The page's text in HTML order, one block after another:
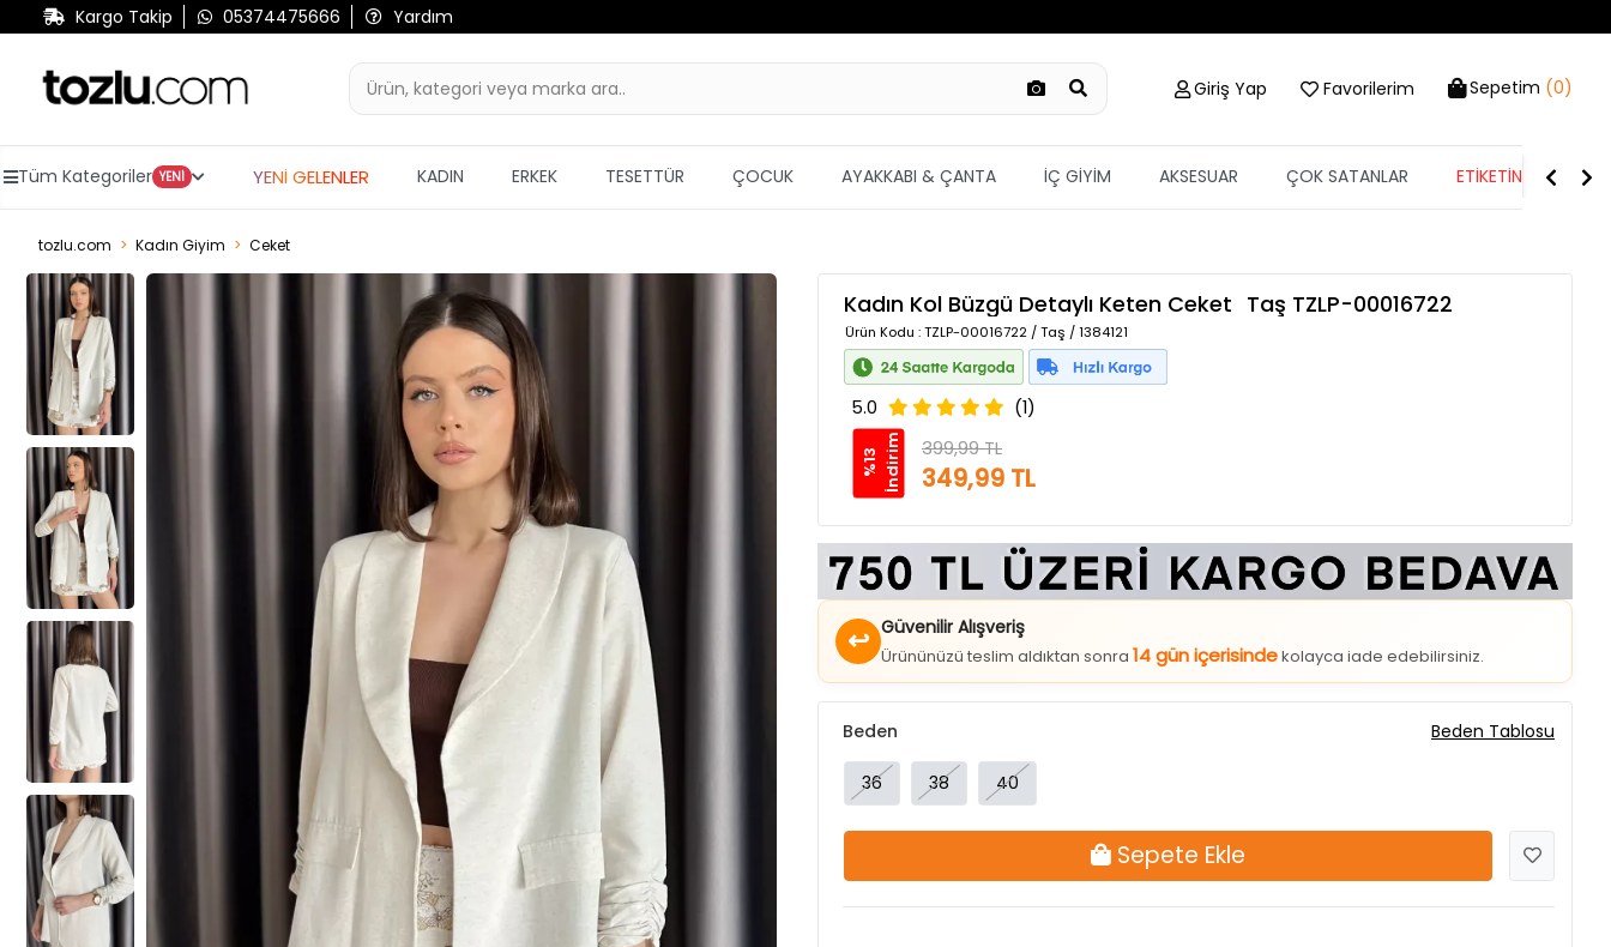
Kargo Takip 05374475666 Yardım
Giriş Yap Favorilerim Sepetim (0)
Tüm Kategoriler YENİ YENİ GELENLER KADIN ERKEK TESETTÜR ÇOCUK AYAKKABI & ÇANTA İÇ GİYİM AKSESUAR ÇOK SATANLAR ETİKETİN YARISI
tozlu.com Kadın Giyim Ceket
Kadın Kol Büzgü Detaylı Keten Ceket Taş TZLP-00016722
Ürün Kodu : TZLP-00016722 / Taş / 1384121
5.0 (1)
%
1
3
İ
n
d
i
r
i m 399,99 TL
349,99 TL
↩ Güvenilir Alışveriş
Ürününüzü teslim aldıktan sonra14 gün içerisindekolayca iade edebilirsiniz.
36